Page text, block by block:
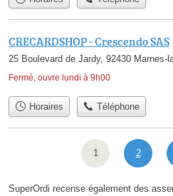
CRECARDSHOP - Crescendo SAS
25 Boulevard de Jardy, 92430 Marnes-
Fermé, ouvre lundi à 9h00
Horaires Téléphone
1 2
SuperOrdi recense également des